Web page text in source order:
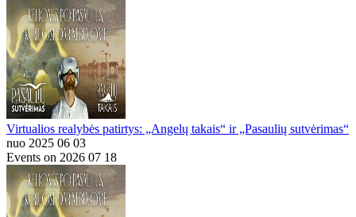
Virtualios realybės patirtys: „Angelų takais“ ir „Pasaulių sutvėrimas“
nuo 2025 06 03
Events on 2026 07 18